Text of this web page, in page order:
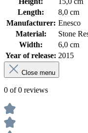
Length:
8,0 cm
Manufacturer: Enesco
Material:
Stone
Width:
6,0 cm
Year of release: 2015
Close menu
0 of 0 reviews